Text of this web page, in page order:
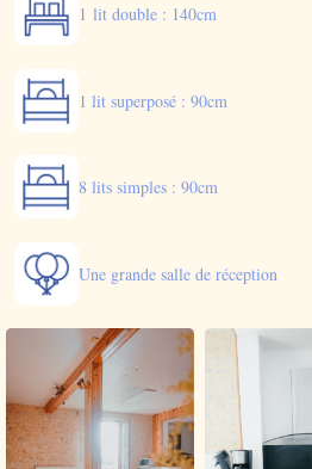
1 lit double : 140cm
1 lit superposé : 90cm
8 lits simples : 90cm
Une grande salle de réception